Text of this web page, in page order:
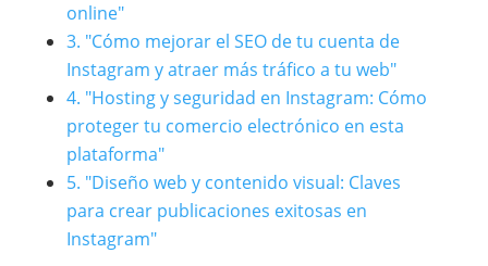
online"
3. "Cómo mejorar el SEO de tu cuenta de
Instagram y atraer más tráfico a tu web"
4. "Hosting y seguridad en Instagram: Cómo
proteger tu comercio electrónico en esta
plataforma"
5. "Diseño web y contenido visual: Claves
para crear publicaciones exitosas en
Instagram"